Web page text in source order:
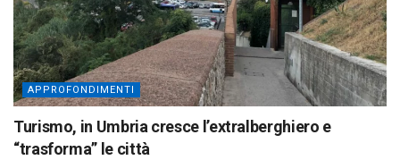
APPROFONDIMENTI
Turismo, in Umbria cresce l’extralberghiero e
“trasforma” le città